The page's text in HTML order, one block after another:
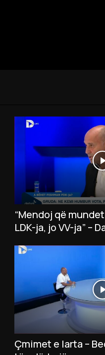
“Mendoj që
LDK-ja, jo VV-ja” –
Çmimet e larta –